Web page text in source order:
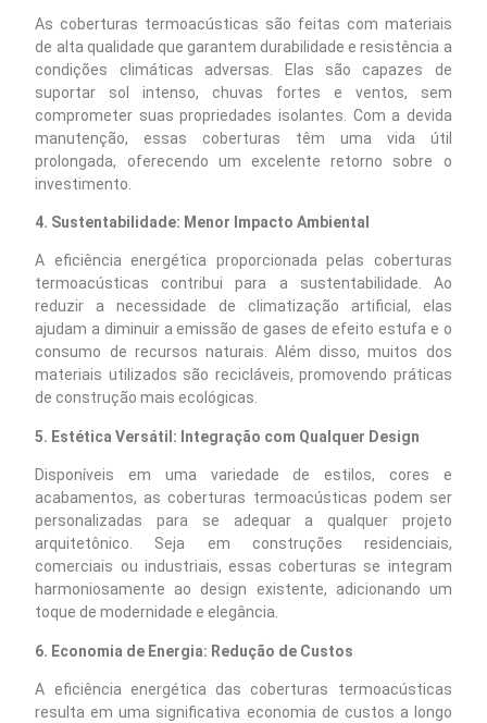
As coberturas termoacústicas são feitas com materiais
de alta qualidade que garantem durabilidade e resistência a
condições climáticas adversas. Elas são capazes de
suportar sol intenso, chuvas fortes e ventos, sem
comprometer suas propriedades isolantes. Com a devida
manutenção, essas coberturas têm uma vida útil
prolongada, oferecendo um excelente retorno sobre o
investimento.
4. Sustentabilidade: Menor Impacto Ambiental
A eficiência energética proporcionada pelas coberturas
termoacústicas contribui para a sustentabilidade. Ao
reduzir a necessidade de climatização artificial, elas
ajudam a diminuir a emissão de gases de efeito estufa e o
consumo de recursos naturais. Além disso, muitos dos
materiais utilizados são recicláveis, promovendo práticas
de construção mais ecológicas.
5. Estética Versátil: Integração com Qualquer Design
Disponíveis em uma variedade de estilos, cores e
acabamentos, as coberturas termoacústicas podem ser
personalizadas para se adequar a qualquer projeto
arquitetônico. Seja em construções residenciais,
comerciais ou industriais, essas coberturas se integram
harmoniosamente ao design existente, adicionando um
toque de modernidade e elegância.
6. Economia de Energia: Redução de Custos
A eficiência energética das coberturas termoacústicas
resulta em uma significativa economia de custos a longo